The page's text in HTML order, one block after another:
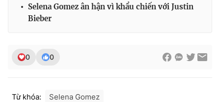
Vũ Thanh Thủy
Ðiện thoại Thời báo VTV:
Selena Gomez ân hận vì khẩu chiến với Justin
Bieber
0 0
Từ khóa: Selena Gomez